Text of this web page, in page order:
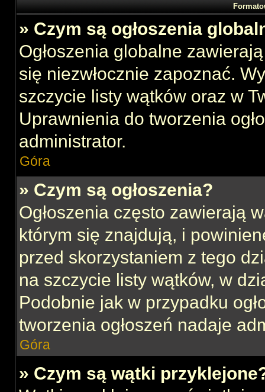
» Czym są ogłoszenia
Ogłoszenia globalne
się niezwłocznie zapoznać.
szczycie listy wątków oraz w
Uprawnienia do tworzenia
administrator.
Góra
» Czym są ogłoszenia?
Ogłoszenia często zawierają
którym się znajdują, i
przed skorzystaniem z tego
na szczycie listy wątków, w
Podobnie jak w przypadku
tworzenia ogłoszeń nadaje
Góra
» Czym są wątki